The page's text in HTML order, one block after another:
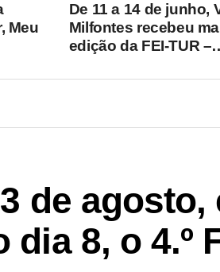
De 11 a 14 de junho,
Milfontes recebeu
edição da FEI-TUR
Meu
de agosto,
8, o 4.º